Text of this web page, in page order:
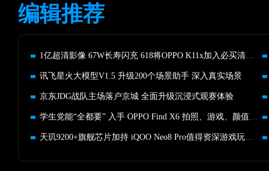
编辑推荐
1亿超清影像 67W长寿闪充 618将OPPO K11x加入必买清单！
讯飞星火大模型V1.5 升级200个场景助手 深入真实场景
京东JDG战队主场落户京城 全面升级沉浸式观赛体验
学生党能“全都要” 入手 OPPO Find X6 拍照、游戏、颜值全在线
天玑9200+旗舰芯片加持 iQOO Neo8 Pro值得资深游戏玩家入手